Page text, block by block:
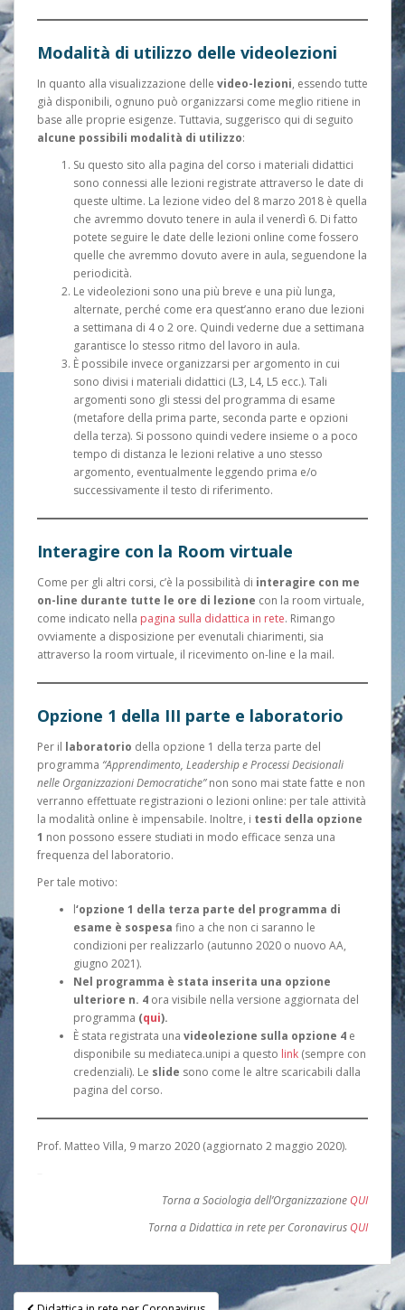
Modalità di utilizzo delle videolezioni
In quanto alla visualizzazione delle video-lezioni, essendo tutte
già disponibili, ognuno può organizzarsi come meglio ritiene in
base alle proprie esigenze. Tuttavia, suggerisco qui di seguito
alcune possibili modalità di utilizzo:
Su questo sito alla pagina del corso i materiali didattici
sono connessi alle lezioni registrate attraverso le date di
queste ultime. La lezione video del 8 marzo 2018 è quella
che avremmo dovuto tenere in aula il venerdì 6. Di fatto
potete seguire le date delle lezioni online come fossero
quelle che avremmo dovuto avere in aula, seguendone la
periodicità.
Le videolezioni sono una più breve e una più lunga,
alternate, perché come era quest’anno erano due lezioni
a settimana di 4 o 2 ore. Quindi vederne due a settimana
garantisce lo stesso ritmo del lavoro in aula.
È possibile invece organizzarsi per argomento in cui
sono divisi i materiali didattici (L3, L4, L5 ecc.). Tali
argomenti sono gli stessi del programma di esame
(metafore della prima parte, seconda parte e opzioni
della terza). Si possono quindi vedere insieme o a poco
tempo di distanza le lezioni relative a uno stesso
argomento, eventualmente leggendo prima e/o
successivamente il testo di riferimento.
Interagire con la Room virtuale
Come per gli altri corsi, c’è la possibilità di interagire con me
on-line durante tutte le ore di lezione con la room virtuale,
come indicato nella pagina sulla didattica in rete. Rimango
ovviamente a disposizione per evenutali chiarimenti, sia
attraverso la room virtuale, il ricevimento on-line e la mail.
Opzione 1 della III parte e laboratorio
Per il laboratorio della opzione 1 della terza parte del
programma “Apprendimento, Leadership e Processi Decisionali
nelle Organizzazioni Democratiche”non sono mai state fatte e non
verranno effettuate registrazioni o lezioni online: per tale attività
la modalità online è impensabile. Inoltre, i testi della opzione
1 non possono essere studiati in modo efficace senza una
frequenza del laboratorio.
Per tale motivo:
l‘opzione 1 della terza parte del programma di
esame è sospesa fino a che non ci saranno le
condizioni per realizzarlo (autunno 2020 o nuovo AA,
giugno 2021).
Nel programma è stata inserita una opzione
ulteriore n. 4 ora visibile nella versione aggiornata del
programma (qui).
È stata registrata una videolezione sulla opzione 4 e
disponibile su mediateca.unipi a questo link (sempre con
credenziali). Le slide sono come le altre scaricabili dalla
pagina del corso.
Prof. Matteo Villa, 9 marzo 2020 (aggiornato 2 maggio 2020).
Torna a Sociologia dell’Organizzazione QUI
Torna a Didattica in rete per Coronavirus QUI